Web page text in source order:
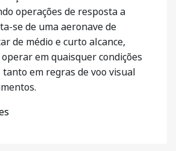
operações de resposta a
se de uma aeronave de
de médio e curto alcance,
em quaisquer condições
em regras de voo visual